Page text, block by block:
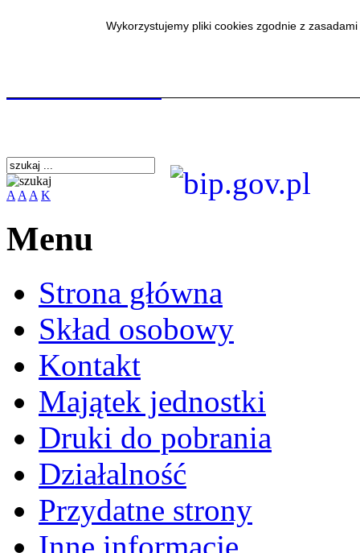
Wykorzystujemy pliki cookies zgodnie z
A A A K
Menu
Strona główna
Skład osobowy
Kontakt
Majątek jednostki
Druki do pobrania
Działalność
Przydatne strony
Inne informacje